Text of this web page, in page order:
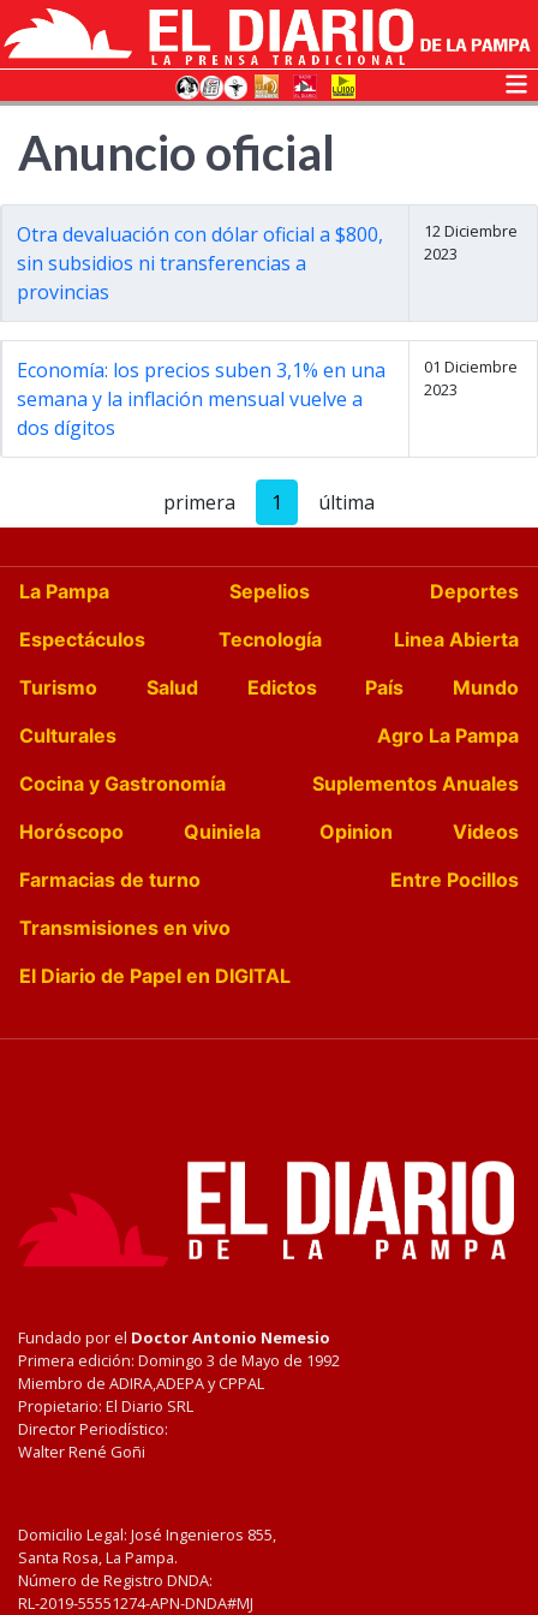
Anuncio oficial
Otra devaluación con dólar oficial a $800,
sin subsidios ni transferencias a
provincias
12 Diciembre
2023
Economía: los precios suben 3,1% en una
semana y la inflación mensual vuelve a
dos dígitos
01 Diciembre
2023
primera 1 última
La Pampa Sepelios
Deportes
Espectáculos
Tecnología
Linea Abierta
Turismo
Salud Edictos País
Mundo
Culturales
Agro La Pampa
Cocina y Gastronomía
Suplementos Anuales
Horóscopo
Quiniela Opinion
Videos
Farmacias de turno
Entre Pocillos
Transmisiones en vivo
El Diario de Papel en DIGITAL
Fundado por el Doctor Antonio Nemesio
Primera edición: Domingo 3 de Mayo de 1992
Miembro de ADIRA,ADEPA y CPPAL
Propietario: El Diario SRL
Director Periodístico:
Walter René Goñi
Domicilio Legal: José Ingenieros 855,
Santa Rosa, La Pampa.
Número de Registro DNDA:
RL-2019-55551274-APN-DNDA#MJ